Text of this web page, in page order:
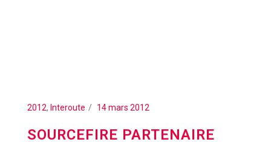
2012, Interoute 14 mars 2012
SOURCEFIRE PARTENAIRE